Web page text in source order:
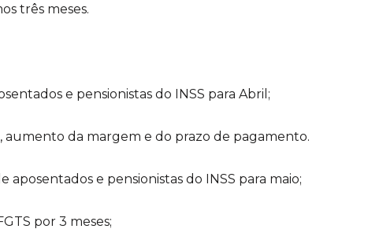
três meses.
e pensionistas do INSS para Abril;
da margem e do prazo de pagamento.
aposentados e pensionistas do INSS para maio;
por 3 meses;